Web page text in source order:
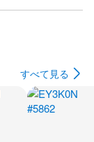
すべて見る